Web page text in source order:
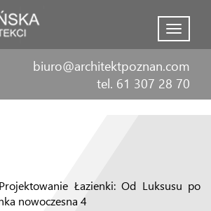
Menu
biuro@architektpoznan.com
tel. 61 307 28 70
Projektowanie Łazienki: Od Luksusu po
nowoczesna 4